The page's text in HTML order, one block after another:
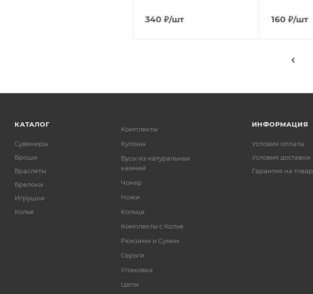
340 ₽/шт 160 ₽/шт
КАТАЛОГ
Сувениры
Броши
Браслеты
Брелоки
Игрушки
Колье
Комплекты
Кулоны
Бусы из натуральных
камней
Чокер
Ножи
Кольца
Комплекты с Колье
Рюкзами и Сумки
Серьги
Упаковка
Цепи
ИНФОРМАЦИЯ
Условия оплаты
Условия доставки
Гарантия на товар